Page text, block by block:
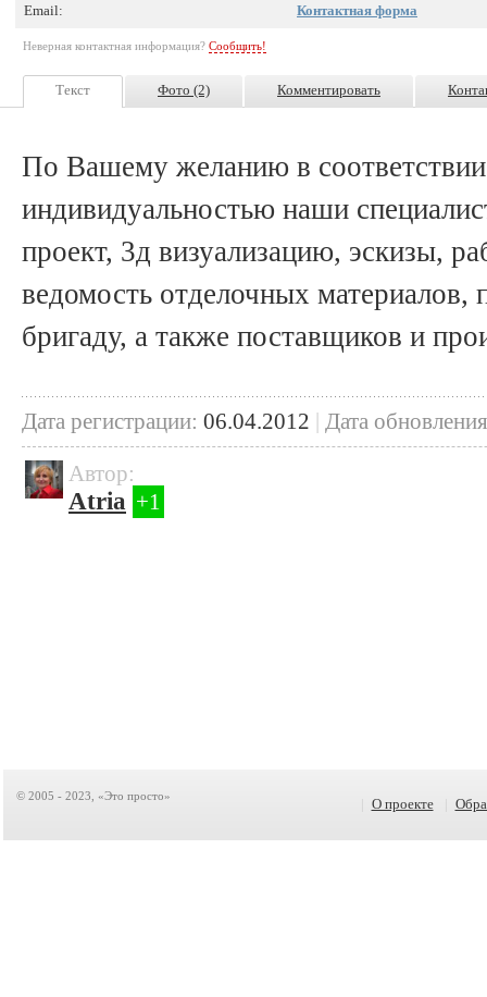
Email: Контактная форма
Неверная контактная информация? Сообщить!
Текст Фото (2) Комментировать
По Вашему желанию в
индивидуальностью наши
проект, 3д визуализацию, эскизы,
ведомость отделочных
бригаду, а также поставщиков и
Дата регистрации: 06.04.2012 | Дата
Автор:
Atria +1
© 2005 - 2023, «Это просто» О проекте